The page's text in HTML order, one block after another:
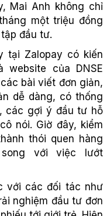
Mai Anh không chỉ
một triệu đồng
đầu tư.
tại Zalopay có kiến
của DNSE
bài viết đơn giản,
dễ dàng, có thống
các gợi ý đầu tư hỗ
nói. Giờ đây, kiểm
thói quen hàng
với việc lướt
với các đối tác như
nghiệm đầu tư đơn